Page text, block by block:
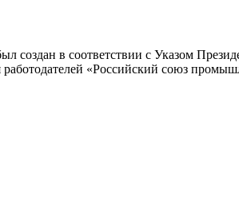
в соответствии с Указом
«Российский союз